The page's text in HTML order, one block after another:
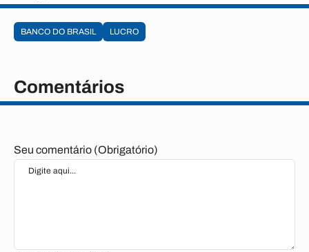
BANCO DO BRASIL LUCRO
Comentários
Seu comentário (Obrigatório)